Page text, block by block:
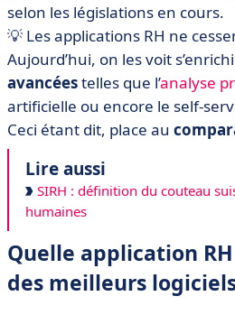
selon les législations en cours.
💡 Les applications RH ne
Aujourd’hui, on les voit
avancéestelles que l’analyse
artificielle ou encore le self-
Ceci étant dit, place au
Lire aussi
SIRH : définition du couteau
humaines
Quelle application
des meilleurs